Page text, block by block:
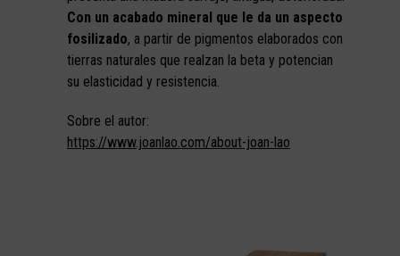
Con un acabado mineral que le da un aspecto
fosilizado, a partir de pigmentos elaborados con
tierras naturales que realzan la beta y potencian
su elasticidad y resistencia.
Sobre el autor:
https://www.joanlao.com/about-joan-lao